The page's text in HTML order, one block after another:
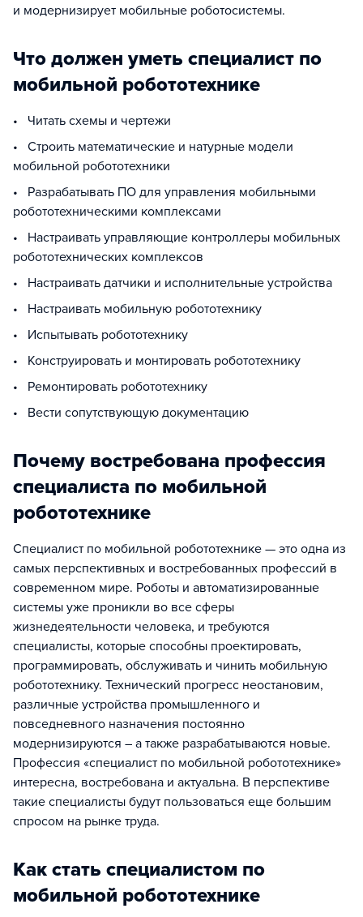
и модернизирует мобильные роботосистемы.
Что должен уметь специалист по
мобильной робототехнике
• Читать схемы и чертежи
• Строить математические и натурные модели
мобильной робототехники
• Разрабатывать ПО для управления мобильными
робототехническими комплексами
• Настраивать управляющие контроллеры мобильных
робототехнических комплексов
• Настраивать датчики и исполнительные устройства
• Настраивать мобильную робототехнику
• Испытывать робототехнику
• Конструировать и монтировать робототехнику
• Ремонтировать робототехнику
• Вести сопутствующую документацию
Почему востребована профессия
специалиста по мобильной
робототехнике
Специалист по мобильной робототехнике — это одна из
самых перспективных и востребованных профессий в
современном мире. Роботы и автоматизированные
системы уже проникли во все сферы
жизнедеятельности человека, и требуются
специалисты, которые способны проектировать,
программировать, обслуживать и чинить мобильную
робототехнику. Технический прогресс неостановим,
различные устройства промышленного и
повседневного назначения постоянно
модернизируются – а также разрабатываются новые.
Профессия «специалист по мобильной робототехнике»
интересна, востребована и актуальна. В перспективе
такие специалисты будут пользоваться еще большим
спросом на рынке труда.
Как стать специалистом по
мобильной робототехнике